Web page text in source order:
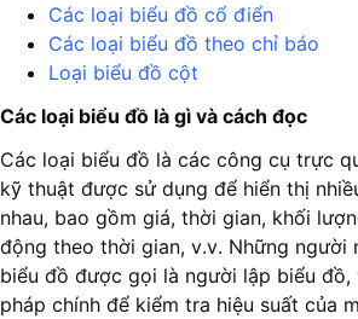
Các loại biểu đồ cổ điển
Các loại biểu đồ theo chỉ báo
Loại biểu đồ cột
Các loại biểu đồ là gì và cách đọc
Các loại biểu đồ là các công cụ trực
kỹ thuật được sử dụng để hiển thị
nhau, bao gồm giá, thời gian, khối
động theo thời gian, v.v. Những người
biểu đồ được gọi là người lập biểu đồ,
pháp chính để kiểm tra hiệu suất của